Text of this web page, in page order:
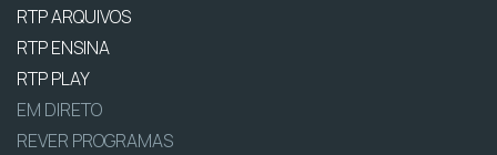
RTP ARQUIVOS
RTP ENSINA
RTP PLAY
EM DIRETO
REVER PROGRAMAS